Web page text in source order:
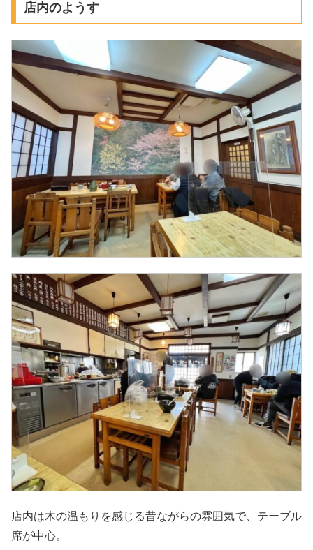
店内のようす
店内は木の温もりを感じる昔ながらの雰囲気で、テーブル
席が中心。